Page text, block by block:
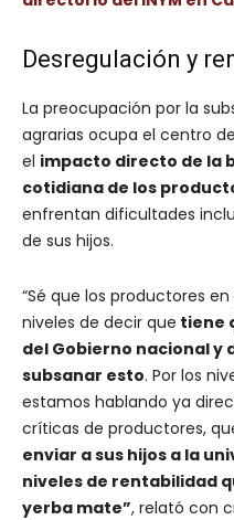
Desregulación y
La preocupación por la
agrarias ocupa el centro
el impacto directo de la
cotidiana de los
enfrentan dificultades
de sus hijos.
“Sé que los productores
niveles de decir que tiene
del Gobierno nacional y
subsanar esto. Por los
estamos hablando ya
críticas de productores,
enviar a sus hijos a la
niveles de rentabilidad
yerba mate”, relató con